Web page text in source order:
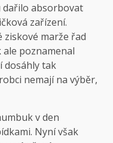
dařilo absorbovat
zařízení.
ziskové marže řad
ale poznamenal
dosáhly tak
nemají na výběr,
v den
Nyní však